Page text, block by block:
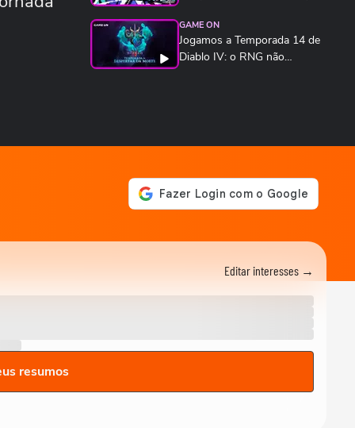
GAME ON
Jogamos a Temporada 14 de
Diablo IV: o RNG não
2026 com novos carros,
Madri e Audi no grid
GAME ON
Fury e não é tão apelão
Cinco jogos de futebol mais
Editar interesses →
resumos